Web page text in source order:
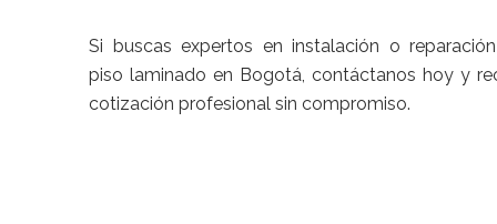
Si buscas expertos en instalación o
piso laminado en Bogotá, contáctanos hoy y
cotización profesional sin compromiso.